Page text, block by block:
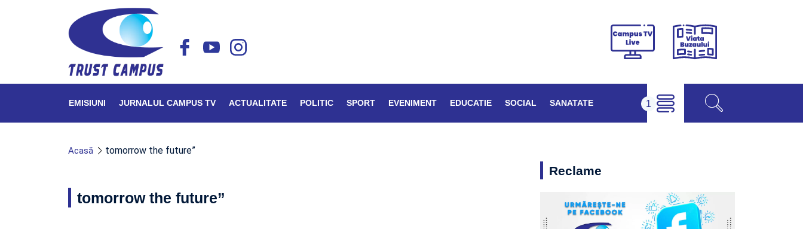
Campus
Viața
EMISIUNI JURNALUL CAMPUS TV ACTUALITATE POLITIC SPORT EVENIMENT EDUCATIE SOCIAL SANATATE
Acasă tomorrow the future”
tomorrow the future”
Reclame